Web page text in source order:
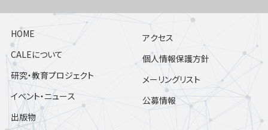
HOME
CALEについて
研究・教育プロジェクト
イベント・ニュース
出版物
アクセス
個人情報保護方針
メーリングリスト
公募情報